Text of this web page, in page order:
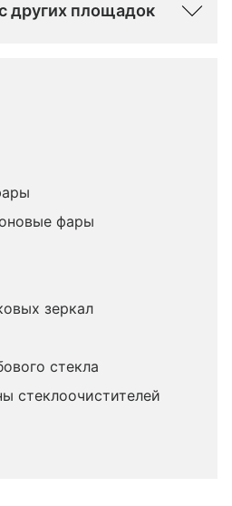
других площадок
фары
зеркал
стекла
стеклоочистителей